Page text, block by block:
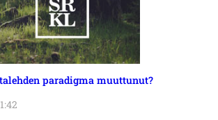
paradigma muuttunut?